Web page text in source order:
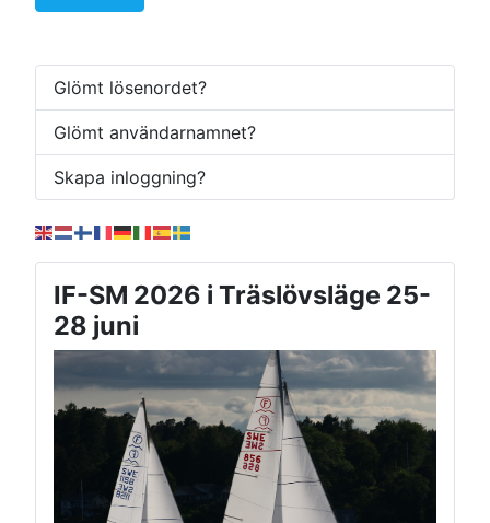
Glömt lösenordet?
Glömt användarnamnet?
Skapa inloggning?
IF-SM 2026 i Träslövsläge 25-
28 juni